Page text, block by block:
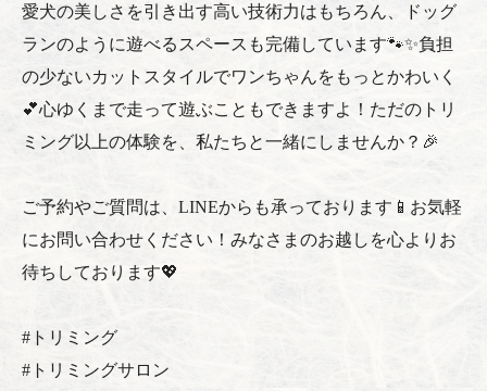
愛犬の美しさを引き出す高い技術力はもちろん、ドッグ
ランのように遊べるスペースも完備しています🐾✨負担
の少ないカットスタイルでワンちゃんをもっとかわいく
💕心ゆくまで走って遊ぶこともできますよ！ただのトリ
ミング以上の体験を、私たちと一緒にしませんか？🎉
ご予約やご質問は、LINEからも承っております📱お気軽
にお問い合わせください！みなさまのお越しを心よりお
待ちしております💖
#トリミング
#トリミングサロン